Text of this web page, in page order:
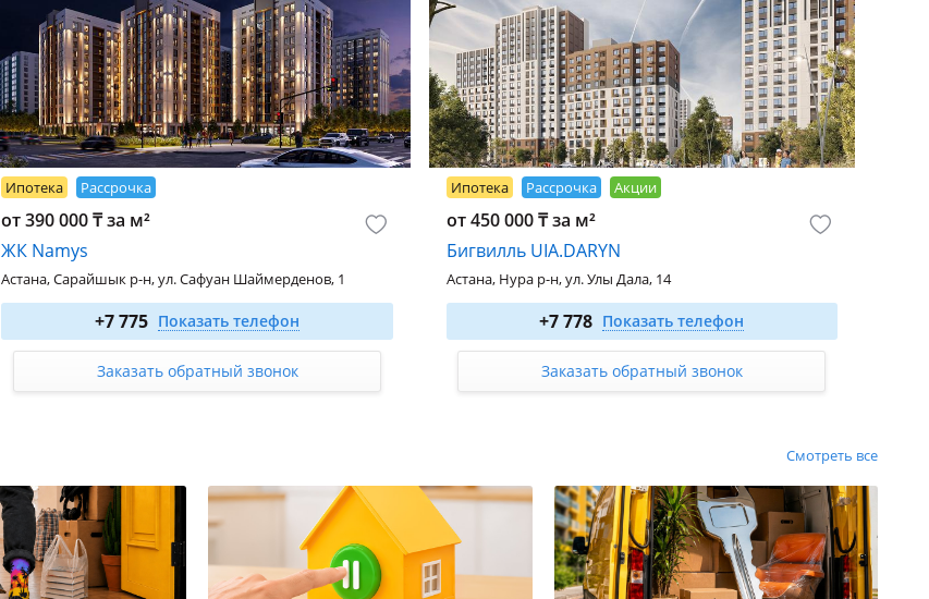
Ипотека Рассрочка
от 390 000 ₸ за м²
ЖК Namys
Астана, Сарайшык р-н, ул. Сафуан Шаймерденов, 1
2-комн. 55.4 м²
от 25 484 000
3-комн. 70.73 м²
от 31 121 200 ₸
+7 775 Показать телефон
Заказать обратный звонок
Ипотека Рассрочка Акции
от 450 000 ₸ за м²
Бигвилль UIA.DARYN
Астана, Нура р-н, ул. Улы Дала, 14
1-комн. 38.25 м²
от 29 261 250
2-комн. 48.02 м²
от 37 023 420 ₸
3-комн. 64.86 м²
+7 778 Показать телефон
Заказать обратный звонок
Смотреть все